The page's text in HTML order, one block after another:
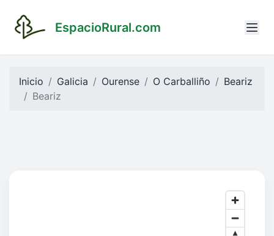
EspacioRural.com
Inicio Galicia Ourense O Carballiño
Beariz
Beariz